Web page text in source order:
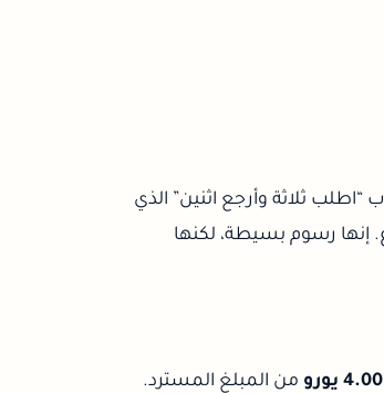
ثلاثة وأرجع اثنين” الذي
إنها رسوم بسيطة، لكنها
4.00 يورو من المبلغ المسترد.